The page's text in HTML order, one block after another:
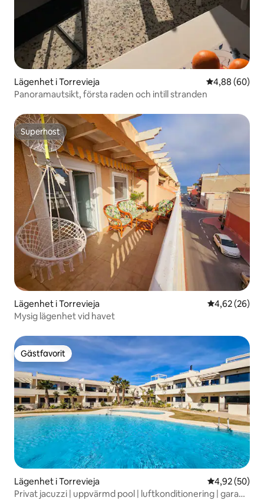
Lägenhet i Torrevieja 4,88 av 5 i
4,88 (60)
Panoramautsikt, första raden och intill stranden
Superhost
Superhost
Lägenhet i Torrevieja 4,62 av 5 i
4,62 (26)
Mysig lägenhet vid havet
Gästfavorit
Gästfavorit
Lägenhet i Torrevieja 4,92 av 5 i
4,92 (50)
Privat jacuzzi | uppvärmd pool | luftkonditionering | garage